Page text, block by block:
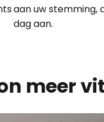
aan uw stemming,
dag aan.
meer